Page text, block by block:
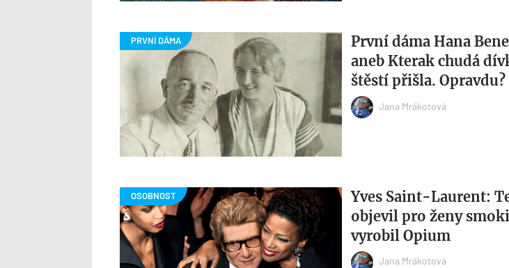
První dáma Hana
aneb Kterak chudá
štěstí přišla. Opravdu?
Jana Mrákotová
Yves Saint-Laurent:
objevil pro ženy
vyrobil Opium
Jana Mrákotová